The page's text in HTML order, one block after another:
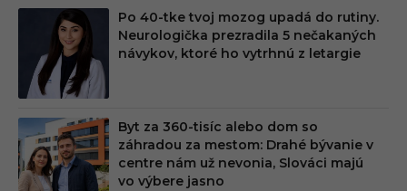
Po 40-tke tvoj mozog upadá do rutiny.
Neurologička prezradila 5 nečakaných
návykov, ktoré ho vytrhnú z letargie
Byt za 360-tisíc alebo dom so
záhradou za mestom: Drahé bývanie v
centre nám už nevonia, Slováci majú
vo výbere jasno